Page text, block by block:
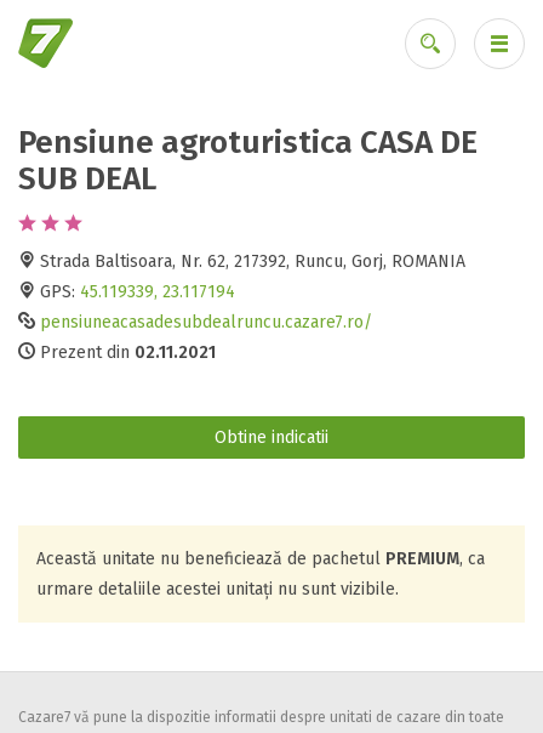
Ai uitat parola?
Pensiune agroturistica CASA DE
SUB DEAL
Strada Baltisoara, Nr. 62, 217392, Runcu, Gorj, ROMANIA
GPS: 45.119339, 23.117194
pensiuneacasadesubdealruncu.cazare7.ro/
Prezent din 02.11.2021
Obtine indicatii
Această unitate nu beneficiează de pachetul PREMIUM, ca
urmare detaliile acestei unitați nu sunt vizibile.
Cazare7 vă pune la dispozitie informatii despre unitati de cazare din toate